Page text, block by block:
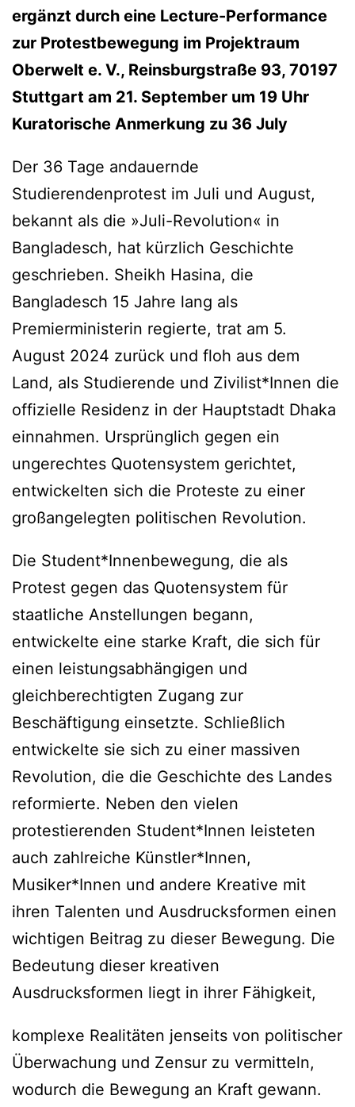
ergänzt durch eine Lecture-Performance
zur Protestbewegung im Projektraum
Oberwelt e. V., Reinsburgstraße 93, 70197
Stuttgart am 21. September um 19 Uhr
Kuratorische Anmerkung zu 36 July
Der 36 Tage andauernde
Studierendenprotest im Juli und August,
bekannt als die »Juli-Revolution« in
Bangladesch, hat kürzlich Geschichte
geschrieben. Sheikh Hasina, die
Bangladesch 15 Jahre lang als
Premierministerin regierte, trat am 5.
August 2024 zurück und floh aus dem
Land, als Studierende und Zivilist*Innen die
offizielle Residenz in der Hauptstadt Dhaka
einnahmen. Ursprünglich gegen ein
ungerechtes Quotensystem gerichtet,
entwickelten sich die Proteste zu einer
großangelegten politischen Revolution.
Die Student*Innenbewegung, die als
Protest gegen das Quotensystem für
staatliche Anstellungen begann,
entwickelte eine starke Kraft, die sich für
einen leistungsabhängigen und
gleichberechtigten Zugang zur
Beschäftigung einsetzte. Schließlich
entwickelte sie sich zu einer massiven
Revolution, die die Geschichte des Landes
reformierte. Neben den vielen
protestierenden Student*Innen leisteten
auch zahlreiche Künstler*Innen,
Musiker*Innen und andere Kreative mit
ihren Talenten und Ausdrucksformen einen
wichtigen Beitrag zu dieser Bewegung. Die
Bedeutung dieser kreativen
Ausdrucksformen liegt in ihrer Fähigkeit,
komplexe Realitäten jenseits von politischer
Überwachung und Zensur zu vermitteln,
wodurch die Bewegung an Kraft gewann.